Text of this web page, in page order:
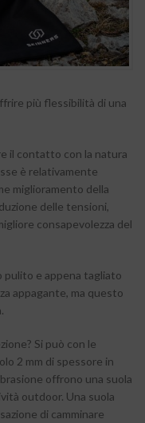
più flessibilità di una
il contatto con la natura
è relativamente
miglioramento della
delle tensioni,
consapevolezza del
pulito e appena tagliato
appagante, ma questo
Si può con le
2 mm di spessore in
offrono una suola
outdoor. Una suola
di camminare